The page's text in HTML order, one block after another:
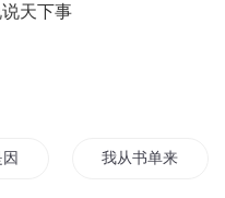
天下事
为单身而是因为内心
我从书单来